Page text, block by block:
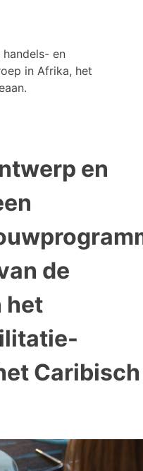
en
in Afrika, het
en
de
het
Caribisch